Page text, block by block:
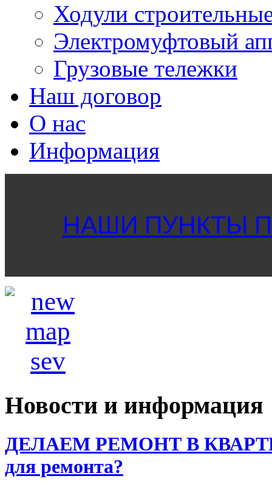
Ходули
Электромуфтовый
Грузовые тележки
Наш договор
О нас
Информация
НАШИ ПУНКТЫ
Новости и информация
ДЕЛАЕМ РЕМОНТ В
для ремонта?